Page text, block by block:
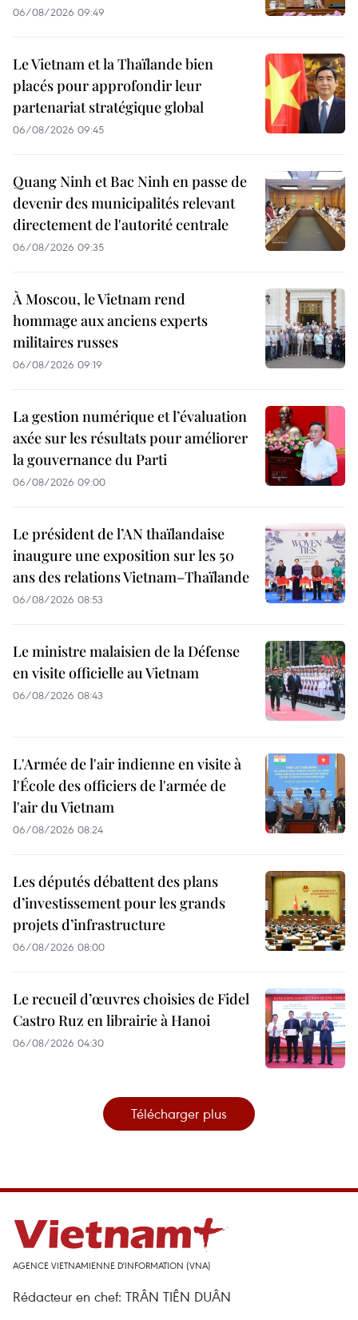
06/08/2026 09:49
Le Vietnam et la Thaïlande bien
placés pour approfondir leur
partenariat stratégique global
06/08/2026 09:45
Quang Ninh et Bac Ninh en passe de
devenir des municipalités relevant
directement de l'autorité centrale
06/08/2026 09:35
À Moscou, le Vietnam rend
hommage aux anciens experts
militaires russes
06/08/2026 09:19
La gestion numérique et l’évaluation
axée sur les résultats pour améliorer
la gouvernance du Parti
06/08/2026 09:00
Le président de l’AN thaïlandaise
inaugure une exposition sur les 50
ans des relations Vietnam–Thaïlande
06/08/2026 08:53
Le ministre malaisien de la Défense
en visite officielle au Vietnam
06/08/2026 08:43
L'Armée de l'air indienne en visite à
l'École des officiers de l'armée de
l'air du Vietnam
06/08/2026 08:24
Les députés débattent des plans
d’investissement pour les grands
projets d’infrastructure
06/08/2026 08:00
Le recueil d’œuvres choisies de Fidel
Castro Ruz en librairie à Hanoi
06/08/2026 04:30
Télécharger plus
AGENCE VIETNAMIENNE D'INFORMATION (VNA)
Rédacteur en chef: TRÂN TIÊN DUÂN